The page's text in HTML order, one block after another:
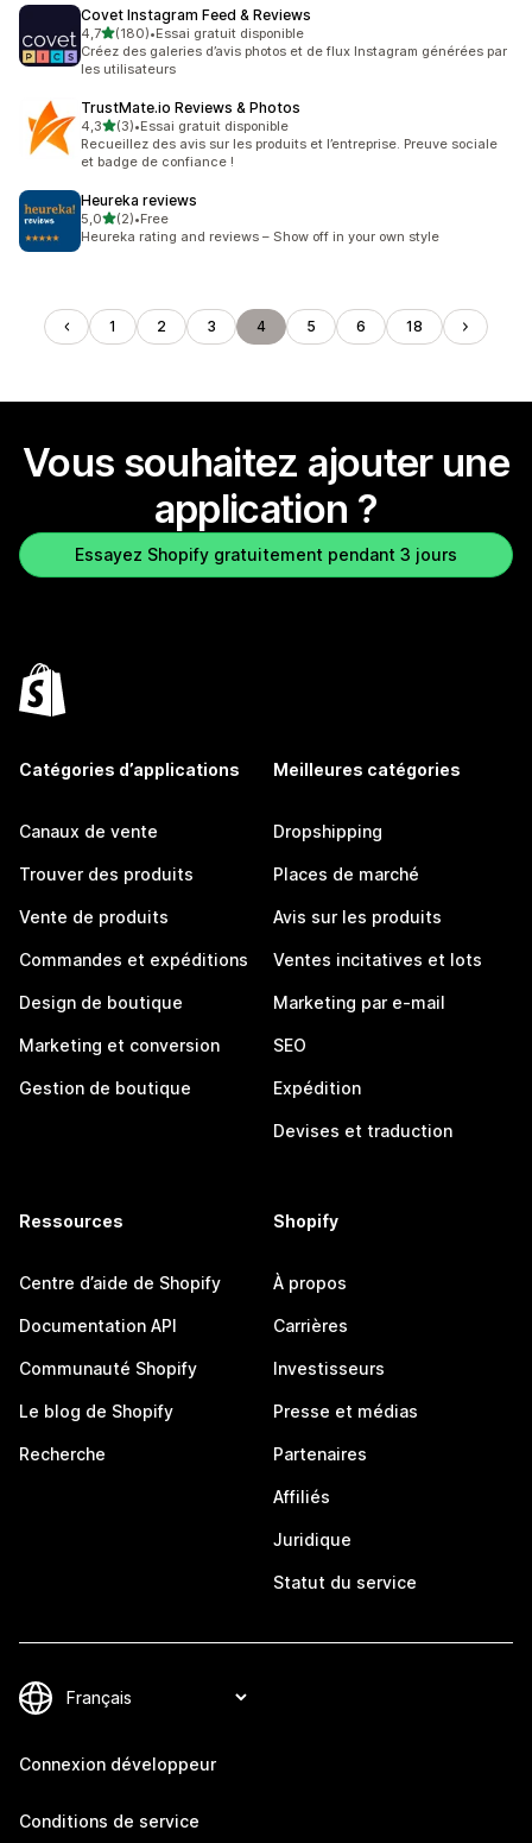
Covet Instagram Feed & Reviews
4,7étoile(s) sur 5
(180)
180 avis au total
•Essai gratuit disponible
Créez des galeries d’avis photos et de flux Instagram générées par
les utilisateurs
TrustMate.io Reviews & Photos
4,3étoile(s) sur 5
(3)
3 avis au total
•Essai gratuit disponible
Recueillez des avis sur les produits et l’entreprise. Preuve sociale
et badge de confiance !
Heureka reviews
5,0étoile(s) sur 5
(2)
2 avis au total
•Free
Heureka rating and reviews – Show off in your own style
1 2 3 4 5 6 18
Vous souhaitez ajouter une
application ?
Essayez Shopify gratuitement pendant 3 jours
Catégories d’applications
Canaux de vente
Trouver des produits
Vente de produits
Commandes et expéditions
Design de boutique
Marketing et conversion
Gestion de boutique
Meilleures catégories
Dropshipping
Places de marché
Avis sur les produits
Ventes incitatives et lots
Marketing par e-mail
SEO
Expédition
Devises et traduction
Ressources
Centre d’aide de Shopify
Documentation API
Communauté Shopify
Le blog de Shopify
Recherche
Shopify
À propos
Carrières
Investisseurs
Presse et médias
Partenaires
Affiliés
Juridique
Statut du service
Connexion développeur
Conditions de service